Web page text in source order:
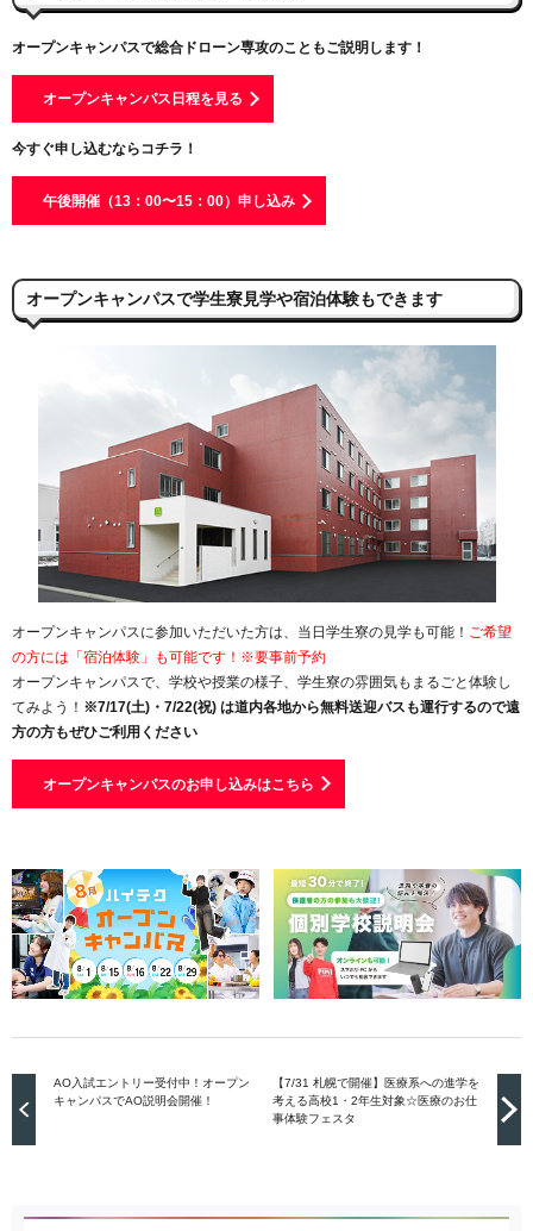
オープンキャンパスで総合ドローン専攻のこともご説明します！
オープンキャンパス日程を見る
今すぐ申し込むならコチラ！
午後開催（13：00〜15：00）申し込み
オープンキャンパスで学生寮見学や宿泊体験もできます
オープンキャンパスに参加いただいた方は、当日学生寮の見学も可能！ ご希望
の方には「宿泊体験」も可能です！※要事前予約
オープンキャンパスで、学校や授業の様子、学生寮の雰囲気もまるごと体験し
てみよう！ ※7/17(土)・7/22(祝) は道内各地から無料送迎バスも運行するので遠
方の方もぜひご利用ください
オープンキャンパスのお申し込みはこちら
AO入試エントリー受付中！オープン
キャンパスでAO説明会開催！
【7/31 札幌で開催】医療系への進学を
考える高校1・2年生対象☆医療のお仕
事体験フェスタ